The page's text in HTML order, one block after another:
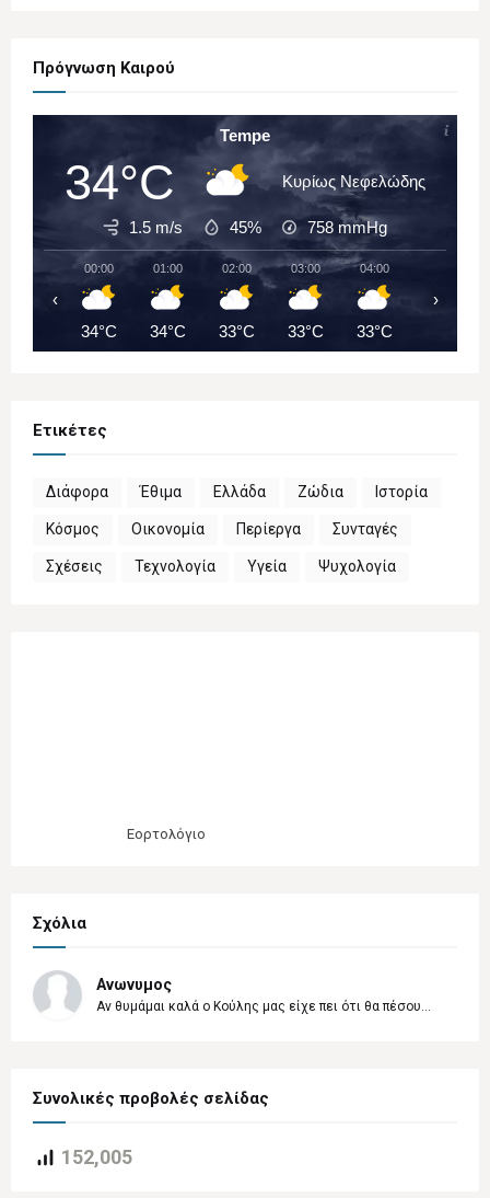
Πρόγνωση Καιρού
Tempe
34°C Κυρίως Νεφελώδης
1.5 m/s 45% 758 mmHg
00:00
34°C
01:00
34°C
02:00
33°C
03:00
33°C
04:00
33°C
‹ ›
Ετικέτες
Διάφορα Έθιμα Ελλάδα Ζώδια Ιστορία
Κόσμος Οικονομία Περίεργα Συνταγές
Σχέσεις Τεχνολογία Υγεία Ψυχολογία
Εορτολόγιο
Σχόλια
Ανωνυμος
Αν θυμάμαι καλά ο Κούλης μας είχε πει ότι θα πέσου...
Συνολικές προβολές σελίδας
152,005